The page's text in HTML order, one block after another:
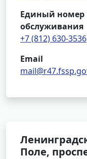
Единый номер
обслуживания
+7 (812) 630-3536
Email
Поле,